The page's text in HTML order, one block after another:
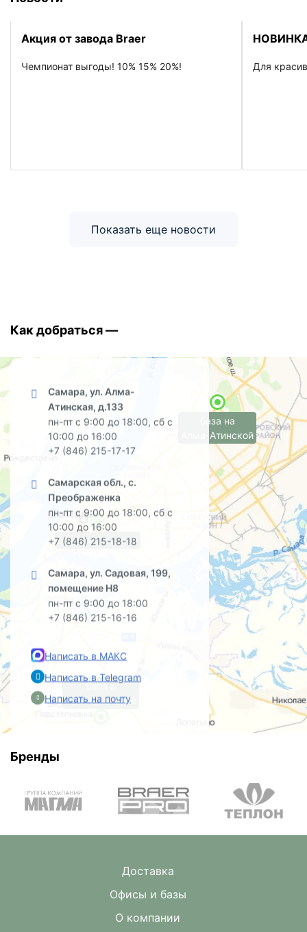
Акция от завода Braer
Чемпионат выгоды! 10% 15% 20%! Для
Показать еще новости
Как добраться —
Самара, ул. Алма-
Атинская, д.133
пн-пт с 9:00 до 18:00, сб с
10:00 до 16:00
+7 (846) 215-17-17
Самарская обл., с.
Преображенка
пн-пт с 9:00 до 18:00, сб с
10:00 до 16:00
+7 (846) 215-18-18
Самара, ул. Садовая, 199,
помещение Н8
пн-пт с 9:00 до 18:00
+7 (846) 215-16-16
Написать в МАКС
Написать в Telegram
Написать на почту
офис на Садовой
база в
Преображенке
база на
Алма-Атинской
Бренды
Доставка
Офисы и базы
О компании